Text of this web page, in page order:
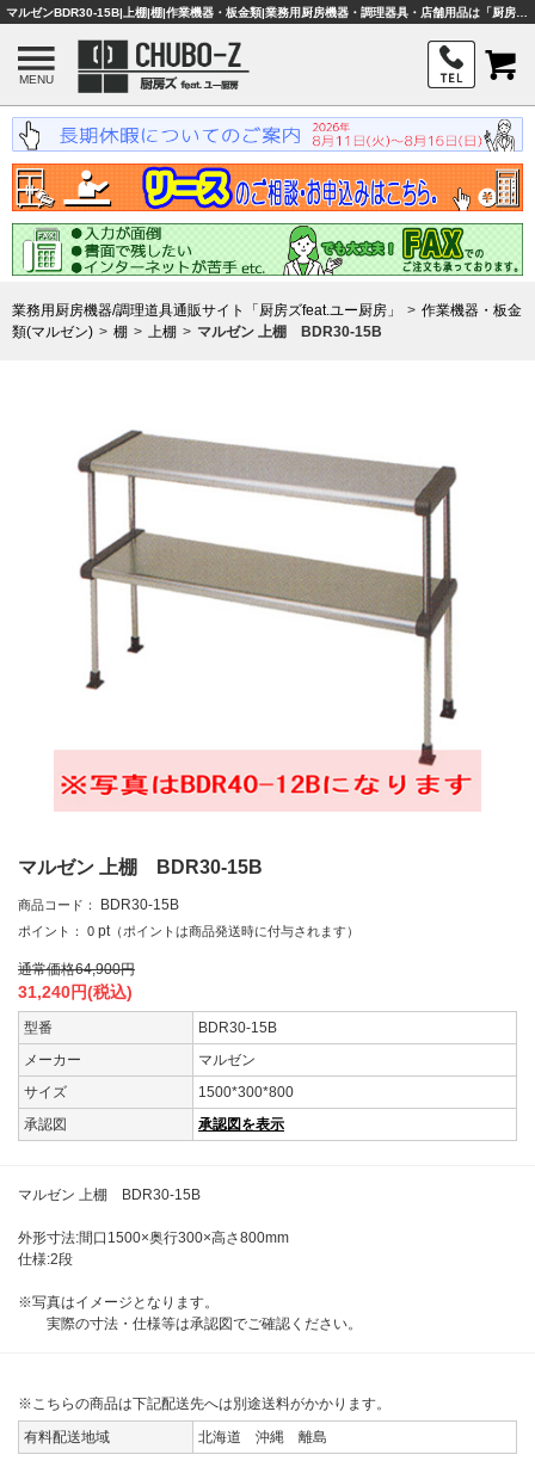
MENU
業務用厨房機器/調理道具通販サイト「厨房ズfeat.ユー厨房」
作業機器・板金
類(マルゼン)
棚 上棚 マルゼン 上棚 BDR30-15B
マルゼン 上棚 BDR30-15B
商品コード： BDR30-15B
ポイント： 0 pt （ポイントは商品発送時に付与されます）
通常価格64,900円
31,240円(税込)
型番
BDR30-15B
メーカー
マルゼン
サイズ
1500*300*800
承認図
承認図を表示
マルゼン 上棚 BDR30-15B
外形寸法:間口1500×奥行300×高さ800mm
仕様:2段
※写真はイメージとなります。
実際の寸法・仕様等は承認図でご確認ください。
※こちらの商品は下記配送先へは別途送料がかかります。
有料配送地域
北海道 沖縄 離島